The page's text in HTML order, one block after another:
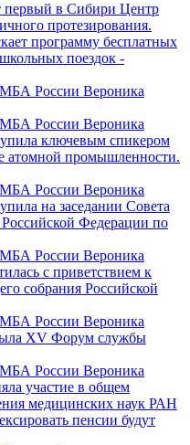
первый в Сибири Центр
протезирования.
программу бесплатных
поездок -
России Вероника
России Вероника
ключевым спикером
атомной промышленности.
России Вероника
на заседании Совета
Федерации по
России Вероника
с приветствием к
собрания Российской
России Вероника
XV Форум службы
России Вероника
участие в общем
медицинских наук РАН
пенсии будут